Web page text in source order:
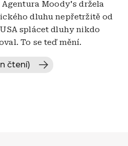
Agentura Moody's držela
dluhu nepřetržitě od
splácet dluhy nikdo
To se teď mění.
čtení)